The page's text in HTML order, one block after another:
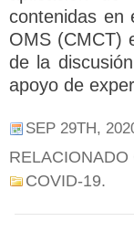
contenidas en
OMS (CMCT)
de la
apoyo de
SEP 29TH,
RELACIONADO
COVID-19.